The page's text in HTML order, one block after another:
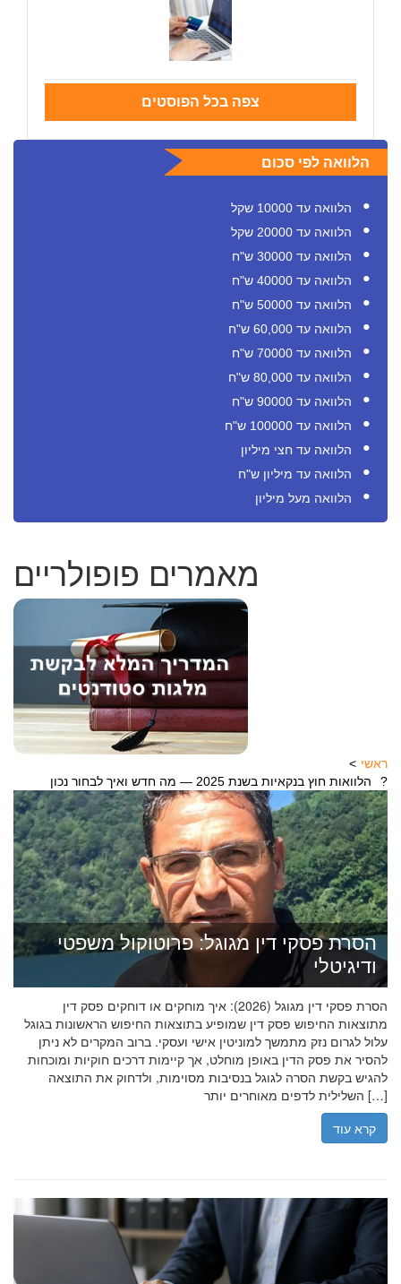
צפה בכל הפוסטים
הלוואה לפי סכום
הלוואה עד 10000 שקל
הלוואה עד 20000 שקל
הלוואה עד 30000 ש"ח
הלוואה עד 40000 ש"ח
הלוואה עד 50000 ש"ח
הלוואה עד 60,000 ש"ח
הלוואה עד 70000 ש"ח
הלוואה עד 80,000 ש"ח
הלוואה עד 90000 ש"ח
הלוואה עד 100000 ש"ח
הלוואה עד חצי מיליון
הלוואה עד מיליון ש"ח
הלוואה מעל מיליון
מאמרים פופולריים
ראשי
הלוואות חוץ בנקאיות בשנת 2025 — מה חדש ואיך לבחור נכון?
הסרת פסקי דין מגוגל: פרוטוקול משפטי
ודיגיטלי
הסרת פסקי דין מגוגל (2026): איך מוחקים או דוחקים פסק דין
מתוצאות החיפוש פסק דין שמופיע בתוצאות החיפוש הראשונות בגוגל
עלול לגרום נזק מתמשך למוניטין אישי ועסקי. ברוב המקרים לא ניתן
להסיר את פסק הדין באופן מוחלט, אך קיימות דרכים חוקיות ומוכחות
להגיש בקשת הסרה לגוגל בנסיבות מסוימות, ולדחוק את התוצאה
השלילית לדפים מאוחרים יותר […]
קרא עוד